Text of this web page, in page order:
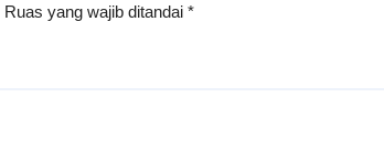
Ruas yang wajib ditandai *